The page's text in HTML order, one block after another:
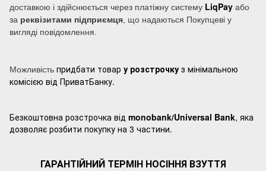
доставкою і здійснюється через платіжну систему LiqPay або
за реквізитами підприємця , що надаються Покупцеві у
вигляді повідомлення.
Можливість придбати товар у розстрочку з мінімальною
комісією від ПриватБанку.
Безкоштовна розстрочка від monobank/Universal Bank, яка
дозволяє розбити покупку на 3 частини.
ГАРАНТІЙНИЙ ТЕРМІН НОСІННЯ ВЗУТТЯ